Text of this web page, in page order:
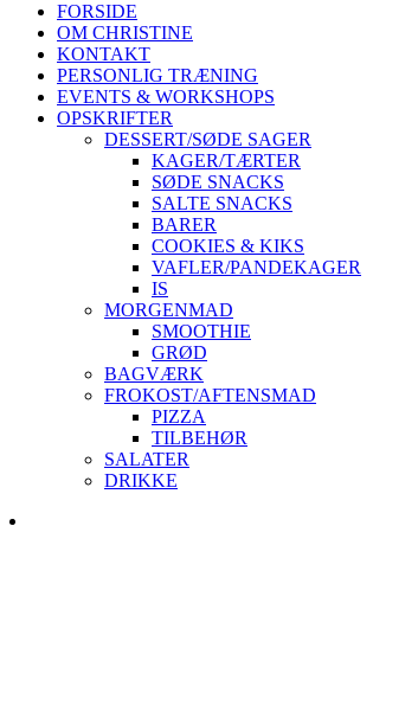
FORSIDE
OM CHRISTINE
KONTAKT
PERSONLIG TRÆNING
EVENTS & WORKSHOPS
OPSKRIFTER
DESSERT/SØDE SAGER
KAGER/TÆRTER
SØDE SNACKS
SALTE SNACKS
BARER
COOKIES & KIKS
VAFLER/PANDEKAGER
IS
MORGENMAD
SMOOTHIE
GRØD
BAGVÆRK
FROKOST/AFTENSMAD
PIZZA
TILBEHØR
SALATER
DRIKKE
Skip